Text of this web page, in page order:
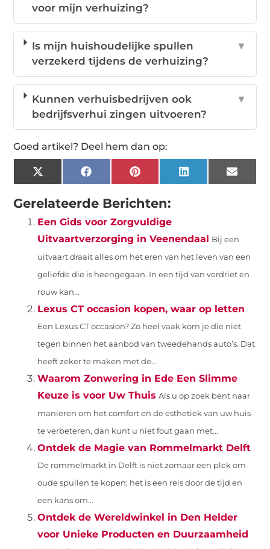
voor mijn verhuizing?
Is mijn huishoudelijke spullen
verzekerd tijdens de verhuizing?
▼
Kunnen verhuisbedrijven ook
bedrijfsverhui zingen uitvoeren?
▼
Goed artikel? Deel hem dan op:
X
(Twitter)
FacebookPinterestLinkedInEmail
Gerelateerde Berichten:
Een Gids voor Zorgvuldige
Uitvaartverzorging in Veenendaal Bij een
uitvaart draait alles om het eren van het leven van een
geliefde die is heengegaan. In een tijd van verdriet en
rouw kan...
Lexus CT occasion kopen, waar op letten
Een Lexus CT occasion? Zo heel vaak kom je die niet
tegen binnen het aanbod van tweedehands auto’s. Dat
heeft zeker te maken met de...
Waarom Zonwering in Ede Een Slimme
Keuze is voor Uw Thuis Als u op zoek bent naar
manieren om het comfort en de esthetiek van uw huis
te verbeteren, dan kunt u niet fout gaan met...
Ontdek de Magie van Rommelmarkt Delft
De rommelmarkt in Delft is niet zomaar een plek om
oude spullen te kopen; het is een reis door de tijd en
een kans om...
Ontdek de Wereldwinkel in Den Helder
voor Unieke Producten en Duurzaamheid